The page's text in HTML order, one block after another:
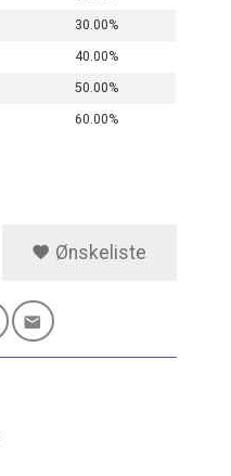
30.00%
40.00%
50.00%
60.00%
Ønskeliste